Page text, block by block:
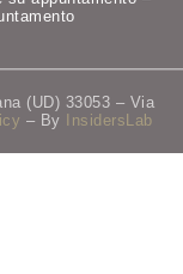
(UD) 33053 – Via
– By InsidersLab